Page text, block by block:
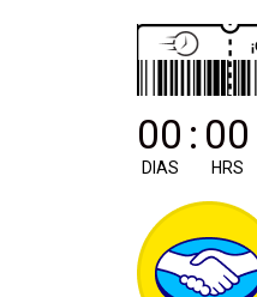
00
DIAS
: 00
HRS